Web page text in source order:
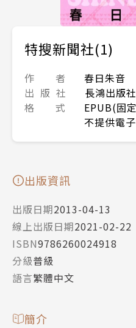
特搜新聞社(1)
作 者
春日朱音
出 版 社
長鴻出版社
格 式
EPUB(固
不提供電
出版資訊
出版日期2013-04-13
線上出版日期2021-02-22
ISBN9786260024918
分級普級
語言繁體中文
簡介